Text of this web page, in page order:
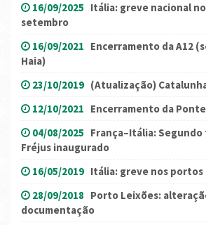
16/09/2025 Itália: greve nacional
setembro
16/09/2021 Encerramento da A12
Haia)
23/10/2019 (Atualização)
12/10/2021 Encerramento da
04/08/2025 França–Itália:
Fréjus inaugurado
16/05/2019 Itália: greve nos portos
28/09/2018 Porto Leixões:
documentação